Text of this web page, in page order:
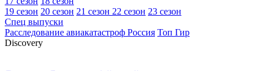
19 сезон 20 сезон 21 сезон 22 сезон 23 сезон
Спец выпуски
Расследование авиакатастроф Россия Топ Гир
Discovery